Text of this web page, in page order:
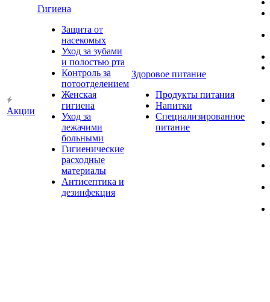
Акции
Гигиена
Защита от
насекомых
Уход за зубами
и полостью рта
Контроль за
потоотделением
Женская
гигиена
Уход за
лежачими
больными
Гигиенические
расходные
материалы
Антисептика и
дезинфекция
Здоровое питание
Продукты питания
Напитки
Специализированное
питание